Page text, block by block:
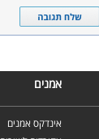
אמנים
אינדקס אמנים